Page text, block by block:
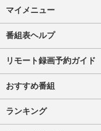
マイメニュー
番組表ヘルプ
リモート録画予約ガイド
おすすめ番組
ランキング